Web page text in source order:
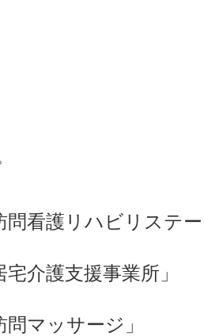
問看護リハビリステー
介護支援事業所」
問マッサージ」